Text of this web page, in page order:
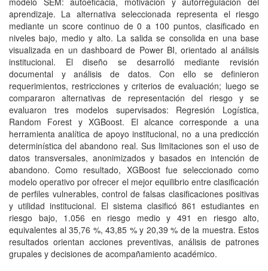
aprendizaje. La alternativa seleccionada representa el riesgo
mediante un score continuo de 0 a 100 puntos, clasificado en
niveles bajo, medio y alto. La salida se consolida en una base
visualizada en un dashboard de Power BI, orientado al análisis
institucional. El diseño se desarrolló mediante revisión
documental y análisis de datos. Con ello se definieron
requerimientos, restricciones y criterios de evaluación; luego se
compararon alternativas de representación del riesgo y se
evaluaron tres modelos supervisados: Regresión Logística,
Random Forest y XGBoost. El alcance corresponde a una
herramienta analítica de apoyo institucional, no a una predicción
determinística del abandono real. Sus limitaciones son el uso de
datos transversales, anonimizados y basados en intención de
abandono. Como resultado, XGBoost fue seleccionado como
modelo operativo por ofrecer el mejor equilibrio entre clasificación
de perfiles vulnerables, control de falsas clasificaciones positivas
y utilidad institucional. El sistema clasificó 861 estudiantes en
riesgo bajo, 1.056 en riesgo medio y 491 en riesgo alto,
equivalentes al 35,76 %, 43,85 % y 20,39 % de la muestra. Estos
resultados orientan acciones preventivas, análisis de patrones
grupales y decisiones de acompañamiento académico.